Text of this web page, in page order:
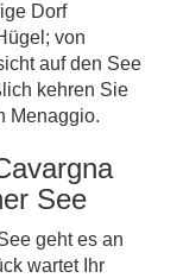
Dorf
von
auf den See
kehren Sie
Menaggio.
See
geht es an
wartet Ihr